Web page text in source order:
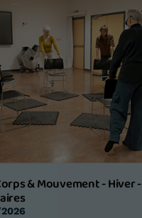
& Mouvement - Hiver -